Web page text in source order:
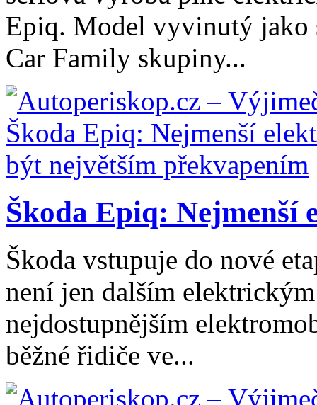
Epiq. Model vyvinutý jako
Car Family skupiny...
Škoda Epiq: Nejmenší
Škoda vstupuje do nové
není jen dalším
nejdostupnějším
běžné řidiče ve...